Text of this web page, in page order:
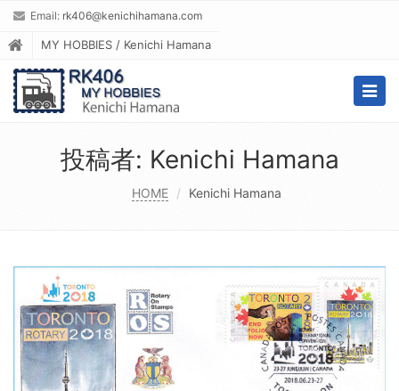
Email: rk406@kenichihamana.com
MY HOBBIES / Kenichi Hamana
投稿者: Kenichi Hamana
HOME Kenichi Hamana